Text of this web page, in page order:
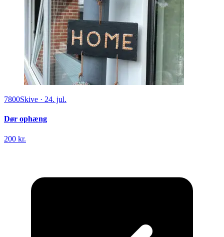
7800Skive · 24. jul.
Dør ophæng
200 kr.